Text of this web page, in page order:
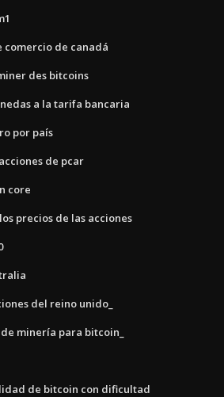
comercio de canadá
des bitcoins
a la tarifa bancaria
por país
de pcar
core
precios de las acciones
del reino unido_
minería para bitcoin_
de bitcoin con dificultad